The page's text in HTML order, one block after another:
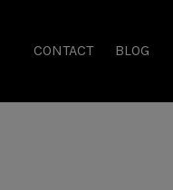
BLOG
CONTACT